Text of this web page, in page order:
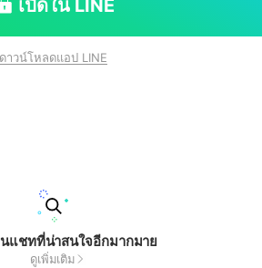
เปิดใน LINE
ดาวน์โหลดแอป LINE
นแชทที่น่าสนใจอีกมากมาย
ดูเพิ่มเติม